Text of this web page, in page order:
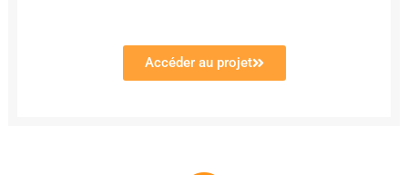
Accéder au projet